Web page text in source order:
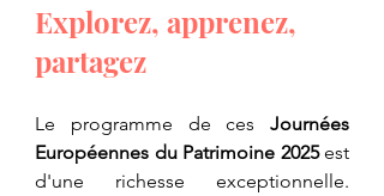
​Explorez, apprenez,
partagez
​Le programme de ces Journées
Européennes du Patrimoine 2025 est
d'une richesse exceptionnelle.